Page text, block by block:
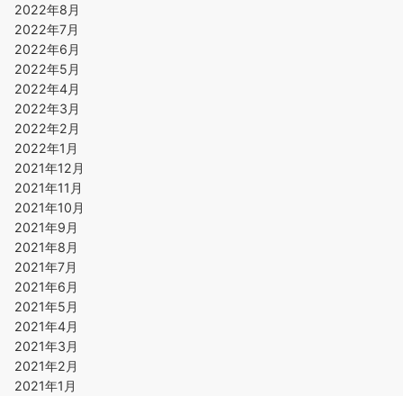
2022年8月
2022年7月
2022年6月
2022年5月
2022年4月
2022年3月
2022年2月
2022年1月
2021年12月
2021年11月
2021年10月
2021年9月
2021年8月
2021年7月
2021年6月
2021年5月
2021年4月
2021年3月
2021年2月
2021年1月